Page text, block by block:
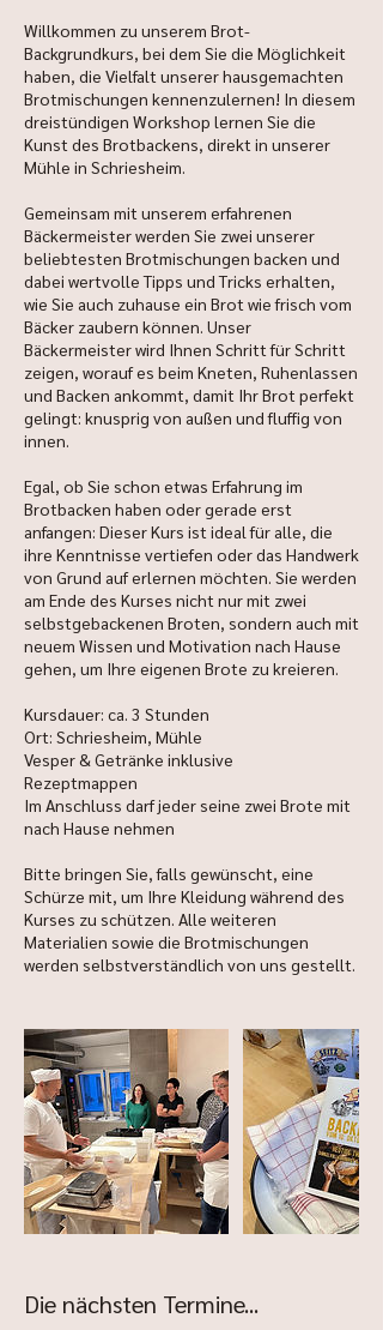
Willkommen zu unserem Brot-
Backgrundkurs, bei dem Sie die Möglichkeit
haben, die Vielfalt unserer hausgemachten
Brotmischungen kennenzulernen! In diesem
dreistündigen Workshop lernen Sie die
Kunst des Brotbackens, direkt in unserer
Mühle in Schriesheim.
Gemeinsam mit unserem erfahrenen
Bäckermeister werden Sie zwei unserer
beliebtesten Brotmischungen backen und
dabei wertvolle Tipps und Tricks erhalten,
wie Sie auch zuhause ein Brot wie frisch vom
Bäcker zaubern können. Unser
Bäckermeister wird Ihnen Schritt für Schritt
zeigen, worauf es beim Kneten, Ruhenlassen
und Backen ankommt, damit Ihr Brot perfekt
gelingt: knusprig von außen und fluffig von
innen.
Egal, ob Sie schon etwas Erfahrung im
Brotbacken haben oder gerade erst
anfangen: Dieser Kurs ist ideal für alle, die
ihre Kenntnisse vertiefen oder das Handwerk
von Grund auf erlernen möchten. Sie werden
am Ende des Kurses nicht nur mit zwei
selbstgebackenen Broten, sondern auch mit
neuem Wissen und Motivation nach Hause
gehen, um Ihre eigenen Brote zu kreieren.
Kursdauer: ca. 3 Stunden
Ort: Schriesheim, Mühle
Vesper & Getränke inklusive
Rezeptmappen
Im Anschluss darf jeder seine zwei Brote mit
nach Hause nehmen
Bitte bringen Sie, falls gewünscht, eine
Schürze mit, um Ihre Kleidung während des
Kurses zu schützen. Alle weiteren
Materialien sowie die Brotmischungen
werden selbstverständlich von uns gestellt.
Die nächsten Termine...